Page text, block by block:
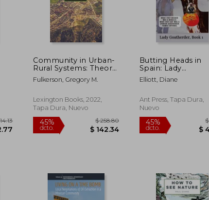
$ 70.81
$ 42.49
45%
dcto.
$ 120.83
$ 66.46
45%
Community in Urban-
Rural Systems: Theory,
Planning, and
Development (Studies
Dynamics) (en Inglés)
Fulkerson, Gregory M.
Lexington Books, 2022,
Tapa Dura, Nuevo
Butting Heads in
Spain: Lady
Goatherder (en
Elliott, Diane
Ant Press, Tapa Dura,
Nuevo